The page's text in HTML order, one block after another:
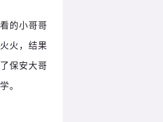
的小哥哥
火，结果
保安大哥
。